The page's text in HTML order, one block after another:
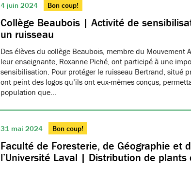
4 juin 2024 Bon coup!
Collège Beaubois | Activité de
un ruisseau
Des élèves du collège Beaubois, membre du Mouvement
leur enseignante, Roxanne Piché, ont participé à une
sensibilisation. Pour protéger le ruisseau Bertrand, situé
ont peint des logos qu’ils ont eux-mêmes conçus,
population que…
31 mai 2024 Bon coup!
Faculté de Foresterie, de Géographie et
l’Université Laval | Distribution de plants